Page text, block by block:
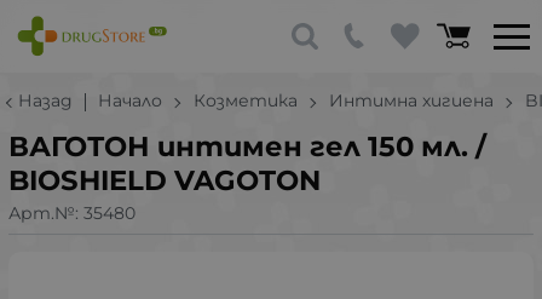
Назад Начало Козметика Интимна хигиена
ВАГОТОН интимен гел 150 мл. /
BIOSHIELD VAGOTON
Арт.№: 35480